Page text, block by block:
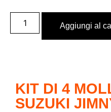
Aggiungi al
KIT DI 4
SUZUKI